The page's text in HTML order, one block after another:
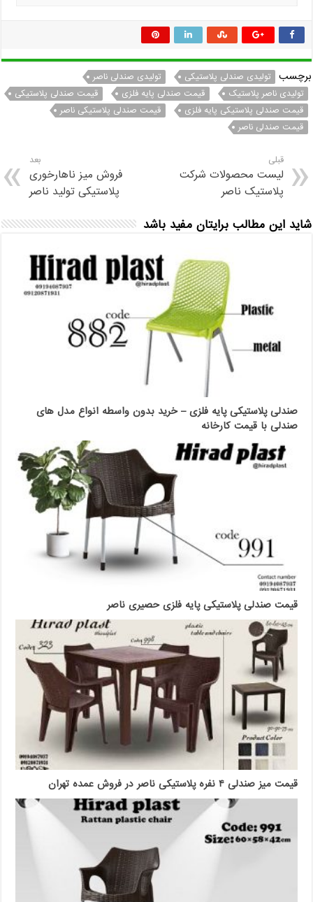
برچسب تولیدی صندلی پلاستیکی
تولیدی صندلی ناصر
تولیدی ناصر پلاستیک
قیمت صندلی پایه فلزی
قیمت صندلی پلاستیکی
قیمت صندلی پلاستیکی پایه فلزی
قیمت صندلی پلاستیکی ناصر
قیمت صندلی ناصر
قبلی
لیست محصولات شرکت
پلاستیک ناصر
بعد
فروش میز ناهارخوری
پلاستیکی تولید ناصر
شاید این مطالب برایتان مفید باشد
صندلی پلاستیکی پایه فلزی – خرید بدون واسطه انواع مدل های
صندلی با قیمت کارخانه
قیمت صندلی پلاستیکی پایه فلزی حصیری ناصر
قیمت میز صندلی ۴ نفره پلاستیکی ناصر در فروش عمده تهران